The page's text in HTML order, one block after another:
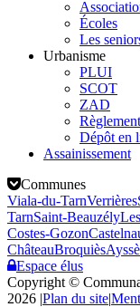
Écoles
Les
Urbanisme
PLUI
SCOT
ZAD
Dépôt en
Assainissement
Communes
Viala-du-TarnVerrières
TarnSaint-Beauzély
Costes-Gozon
ChâteauBroquiès
Espace élus
Copyright ©
2026 |Plan du site|